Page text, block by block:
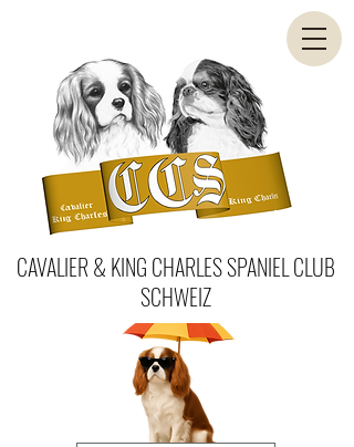
CAVALIER & KING CHARLES SPANIEL CLUB
SCHWEIZ